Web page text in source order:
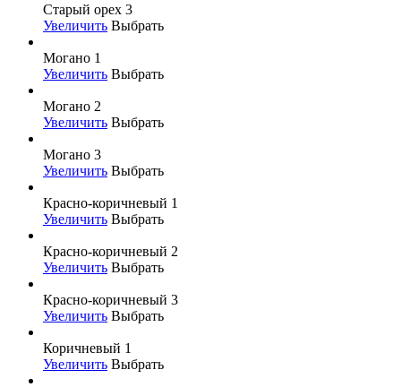
Старый орех 3
Увеличить Выбрать
Могано 1
Увеличить Выбрать
Могано 2
Увеличить Выбрать
Могано 3
Увеличить Выбрать
Красно-коричневый 1
Увеличить Выбрать
Красно-коричневый 2
Увеличить Выбрать
Красно-коричневый 3
Увеличить Выбрать
Коричневый 1
Увеличить Выбрать